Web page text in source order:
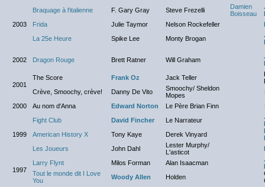
Damien
Boisseau
2003
Braquage à l'italienne F. Gary Gray Steve Frezelli
Frida
Julie Taymor Nelson Rockefeller
La 25e Heure
Spike Lee Monty Brogan
2002 Dragon Rouge Brett Ratner Will Graham
2001
The Score Frank Oz Jack Teller
Crève, Smoochy, crève!
Danny De Vito
Smoochy/ Sheldon
Mopes
2000
Au nom d'Anna Edward Norton Le Père Brian Finn
1999
Fight Club David Fincher Le Narrateur
American History X
Tony Kaye Derek Vinyard
Les Joueurs
John Dahl
Lester Murphy/
L'asticot
1997
Larry Flynt Milos Forman Alan Isaacman
Tout le monde dit I Love
You
Woody Allen Holden